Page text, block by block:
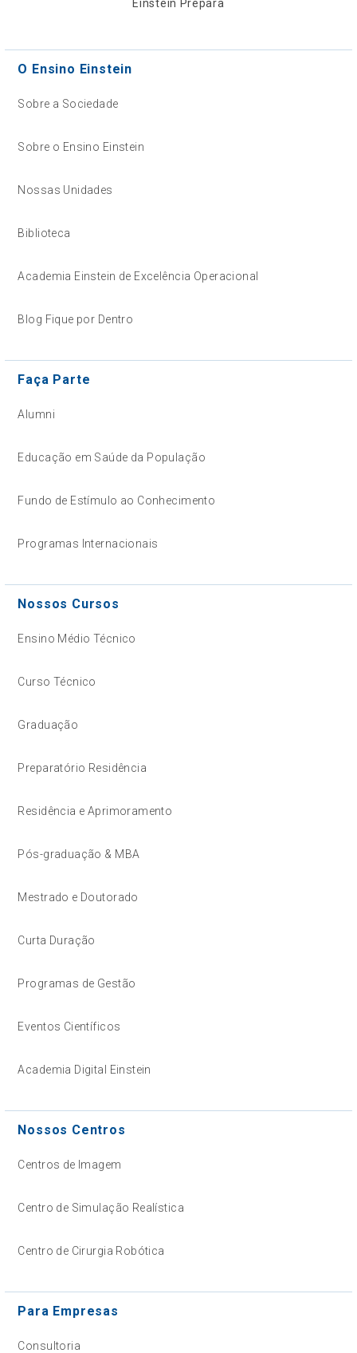
Einstein Prepara
O Ensino Einstein
Sobre a Sociedade
Sobre o Ensino Einstein
Nossas Unidades
Biblioteca
Academia Einstein de Excelência Operacional
Blog Fique por Dentro
Faça Parte
Alumni
Educação em Saúde da População
Fundo de Estímulo ao Conhecimento
Programas Internacionais
Nossos Cursos
Ensino Médio Técnico
Curso Técnico
Graduação
Preparatório Residência
Residência e Aprimoramento
Pós-graduação & MBA
Mestrado e Doutorado
Curta Duração
Programas de Gestão
Eventos Científicos
Academia Digital Einstein
Nossos Centros
Centros de Imagem
Centro de Simulação Realística
Centro de Cirurgia Robótica
Para Empresas
Consultoria